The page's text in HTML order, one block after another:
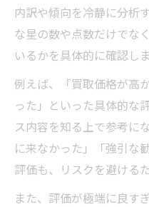
内訳や傾向を冷静に分析
な星の数や点数だけでな
いるかを具体的に確認し
例えば、「買取価格が高
った」といった具体的な
ス内容を知る上で参考に
に来なかった」「強引な
評価も、リスクを避ける
また、評価が極端に良す